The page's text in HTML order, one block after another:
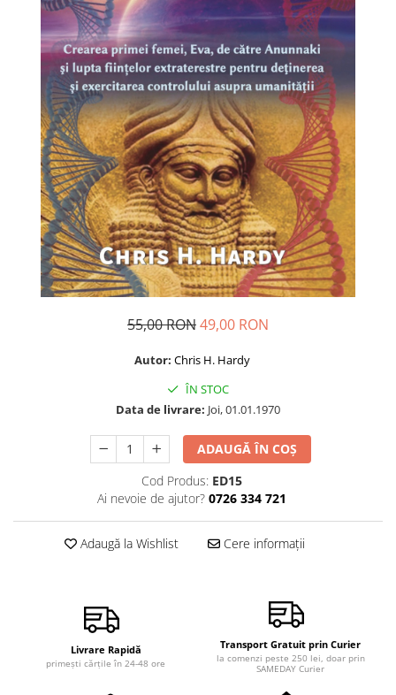
Știință
Seria Montauk
Mistere
Seria Chico Xavier
Seria Helena Blavatsky
Oracole
Sănătate
Umor
Ficțiune
Viata după moarte
Non-dualitate
Viaţa de după moarte
55,00 RON49,00 RON
Autor: Chris H. Hardy
ÎN STOC
Data de livrare: Joi, 01.01.1970
ADAUGĂ ÎN COȘ
Cod Produs: ED15
Ai nevoie de ajutor? 0726 334 721
Adaugă la Wishlist Cere informații
Livrare Rapidă
primești cărțile în 24-48 ore
Transport Gratuit prin Curier
la comenzi peste 250 lei, doar prin
SAMEDAY Curier